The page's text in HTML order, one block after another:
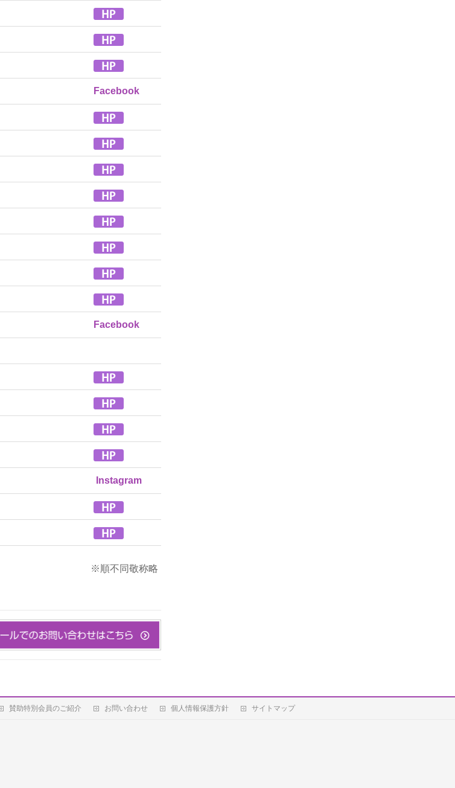
Facebook
Facebook
Instagram
※順不同敬称略
賛助特別会員のご紹介 お問い合わせ 個人情報保護方針 サイトマップ